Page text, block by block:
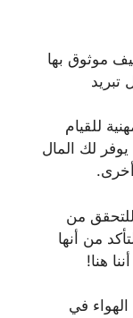
موثوق بها
تبريد
للقيام
يوفر لك المال
للتحقق من
من أنها
هنا!
في